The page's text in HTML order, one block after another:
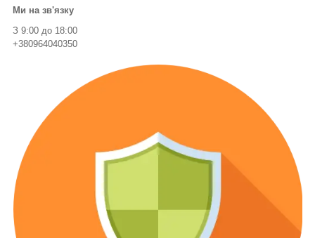
Ми на зв'язку
З 9:00 до 18:00
+380964040350